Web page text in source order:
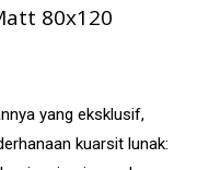
80x120
yang eksklusif,
kuarsit lunak: